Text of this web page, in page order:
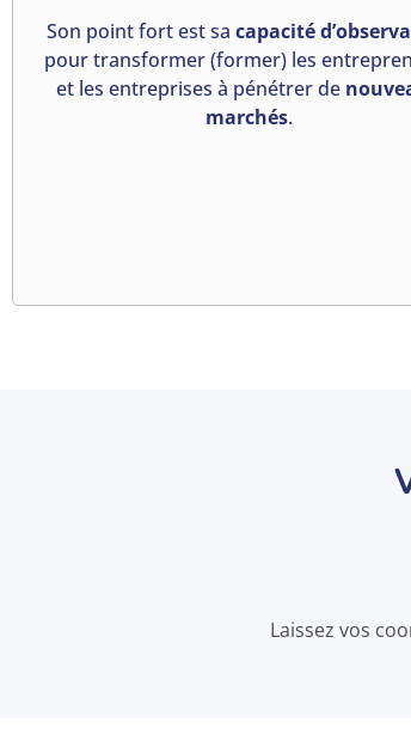
Son point fort est sacapacité
pour transformer (former) les
et les entreprises à pénétrer de
marchés.
Laissez vos